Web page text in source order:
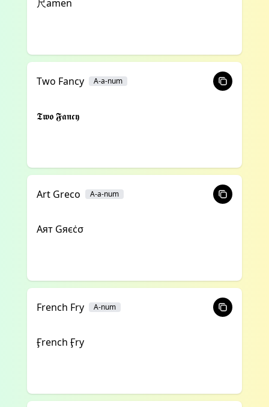
尺amen
Two Fancy A-a-num
𝕿𝖜𝖔 𝕱𝖆𝖓𝖈𝖞
Art Greco A-a-num
Αят Gяєċσ
French Fry A-num
Ӻrench Ӻry